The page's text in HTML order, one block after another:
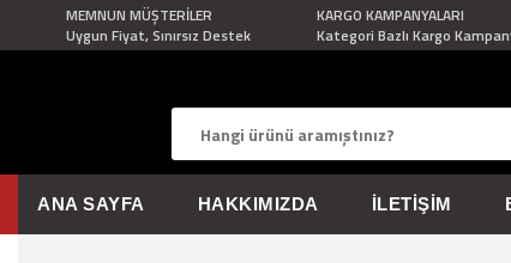
MEMNUN MÜŞTERİLER
Uygun Fiyat, Sınırsız Destek
KARGO KAMPANYALARI
Kategori Bazlı Kargo
ANA SAYFA HAKKIMIZDA İLETIŞIM